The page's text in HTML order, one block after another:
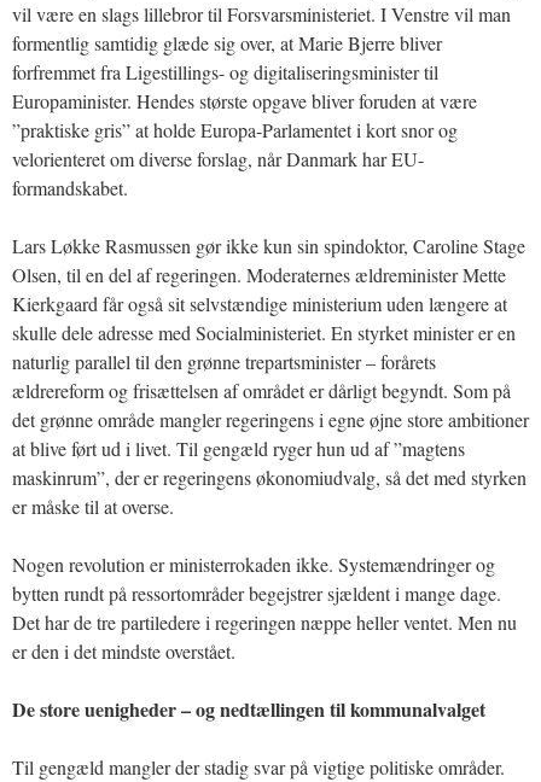
vil være en slags lillebror til Forsvarsministeriet. I Venstre vil man
formentlig samtidig glæde sig over, at Marie Bjerre bliver
forfremmet fra Ligestillings- og digitaliseringsminister til
Europaminister. Hendes største opgave bliver foruden at være
”praktiske gris” at holde Europa-Parlamentet i kort snor og
velorienteret om diverse forslag, når Danmark har EU-
formandskabet.
Lars Løkke Rasmussen gør ikke kun sin spindoktor, Caroline Stage
Olsen, til en del af regeringen. Moderaternes ældreminister Mette
Kierkgaard får også sit selvstændige ministerium uden længere at
skulle dele adresse med Socialministeriet. En styrket minister er en
naturlig parallel til den grønne trepartsminister – forårets
ældrereform og frisættelsen af området er dårligt begyndt. Som på
det grønne område mangler regeringens i egne øjne store ambitioner
at blive ført ud i livet. Til gengæld ryger hun ud af ”magtens
maskinrum”, der er regeringens økonomiudvalg, så det med styrken
er måske til at overse.
Nogen revolution er ministerrokaden ikke. Systemændringer og
bytten rundt på ressortområder begejstrer sjældent i mange dage.
Det har de tre partiledere i regeringen næppe heller ventet. Men nu
er den i det mindste overstået.
De store uenigheder – og nedtællingen til kommunalvalget
Til gengæld mangler der stadig svar på vigtige politiske områder.